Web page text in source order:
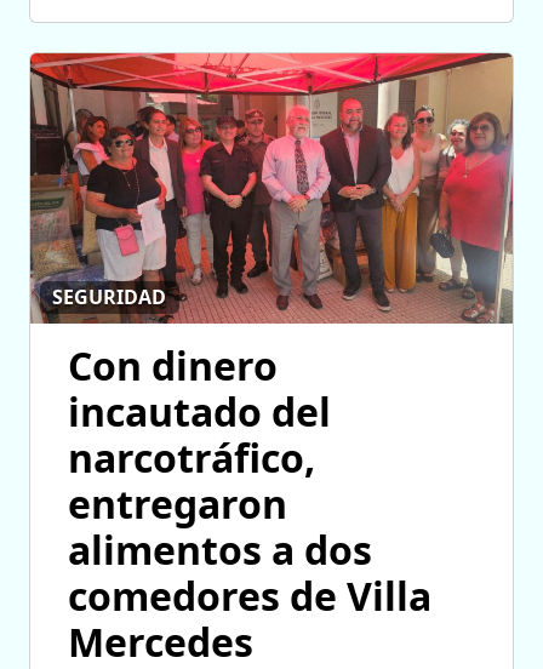
SEGURIDAD
Con dinero
incautado del
narcotráfico,
entregaron
alimentos a dos
comedores de Villa
Mercedes